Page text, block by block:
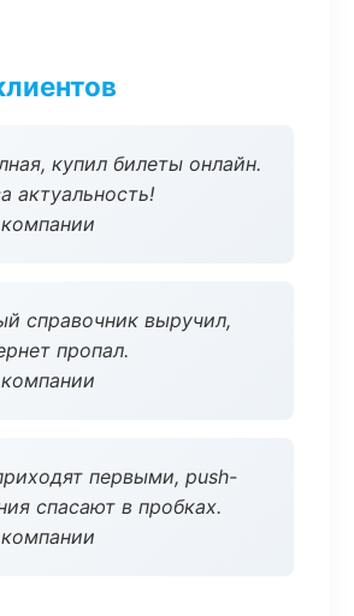
купил билеты онлайн.
актуальность!
справочник выручил,
пропал.
первыми, push-
спасают в пробках.